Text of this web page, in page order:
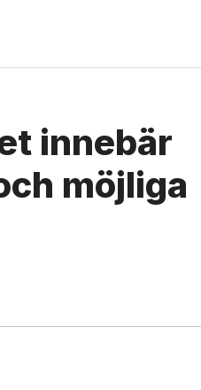
innebär
möjliga